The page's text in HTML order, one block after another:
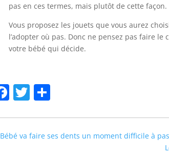
pas en ces termes, mais plutôt de cette façon.
Vous proposez les jouets que vous aurez
l’adopter où pas. Donc ne pensez pas faire le
votre bébé qui décide.
Facebook
Twitter
Bébé va faire ses dents un moment difficile à